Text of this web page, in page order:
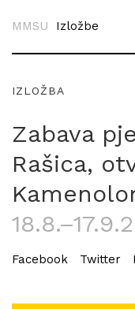
MMSU Izložbe
IZLOŽBA
Zabava
Rašica,
Facebook Twitter